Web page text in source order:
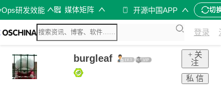
研发效能 媒体矩阵 开源中国APP 切
登录
burgleaf
+ 关
注
私 信